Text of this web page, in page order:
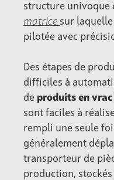
structure univoque
matrice sur
pilotée avec
Des étapes de
difficiles à
de produits en vrac
sont faciles à
rempli une seule
généralement
transporteur de
production,